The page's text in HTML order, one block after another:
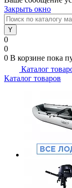
Закрыть окно
0
0
0 В корзине пока
Каталог
Каталог товаров